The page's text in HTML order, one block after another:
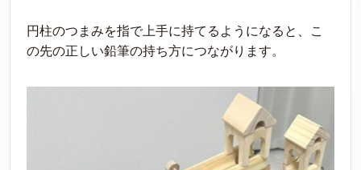
円柱のつまみを指で上手に持てるようになると、こ
の先の正しい鉛筆の持ち方につながります。